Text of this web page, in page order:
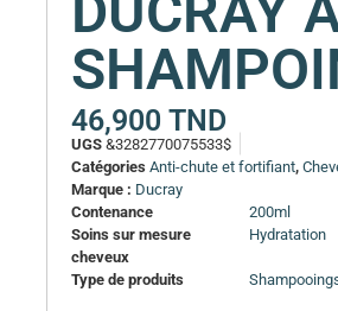
46,900TND
UGS&3282770075533$
Catégories Anti-chute et fortifiant,
Marque : Ducray
Contenance
200ml
Soins sur mesure
cheveux
Hydratation
Type de produits